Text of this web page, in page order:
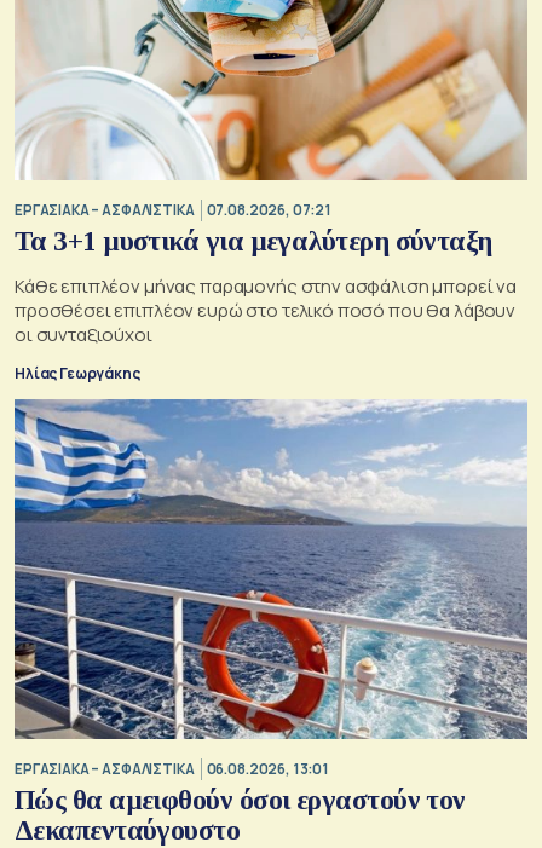
ΕΡΓΑΣΙΑΚΑ – ΑΣΦΑΛΙΣΤΙΚΑ 07.08.2026, 07:21
Τα 3+1 μυστικά για μεγαλύτερη σύνταξη
Κάθε επιπλέον μήνας παραμονής στην ασφάλιση μπορεί να
προσθέσει επιπλέον ευρώ στο τελικό ποσό που θα λάβουν
οι συνταξιούχοι
Ηλίας Γεωργάκης
ΕΡΓΑΣΙΑΚΑ – ΑΣΦΑΛΙΣΤΙΚΑ 06.08.2026, 13:01
Πώς θα αμειφθούν όσοι εργαστούν τον
Δεκαπενταύγουστο